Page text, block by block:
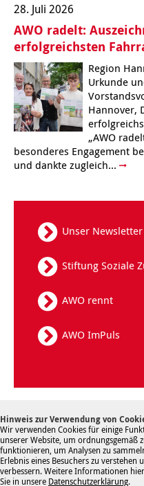
28. Juli 2026
AWO radelt:
erfolgreichsten
Region
Urkunde
Hannover,
„AWO
besonderes Engagement
und dankte zugleich...
Unser Newsletter
Stiftung Soziale
AWO rennt
AWO ImPuls
Hinweis zur Verwendung von
Wir verwenden Cookies für einige
unserer Website, um ordnungsgemäß
funktionieren, um Analysen zu
Erlebnis eines Besuchers zu verstehen
verbessern. Weitere Informationen
Sie in unsere Datenschutzerklärung.